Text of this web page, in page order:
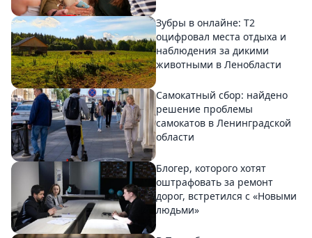
Зубры в онлайне: Т2
оцифровал места отдыха и
наблюдения за дикими
животными в Ленобласти
Самокатный сбор: найдено
решение проблемы
самокатов в Ленинградской
области
Блогер, которого хотят
оштрафовать за ремонт
дорог, встретился с «Новыми
людьми»